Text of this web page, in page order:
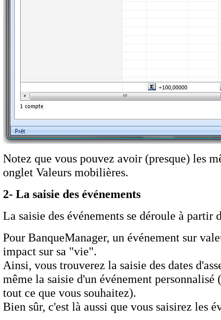
Notez que vous pouvez avoir (presque) les
onglet Valeurs mobilières.
2- La saisie des événements
La saisie des événements se déroule à partir
Pour BanqueManager, un événement sur
impact sur sa "vie".
Ainsi, vous trouverez la saisie des dates
même la saisie d'un événement
tout ce que vous souhaitez).
Bien sûr, c'est là aussi que vous saisirez les